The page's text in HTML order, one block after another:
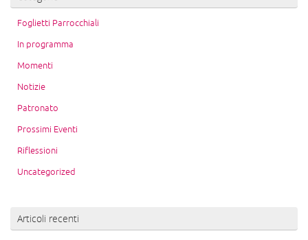
Foglietti Parrocchiali
In programma
Momenti
Notizie
Patronato
Prossimi Eventi
Riflessioni
Uncategorized
Articoli recenti